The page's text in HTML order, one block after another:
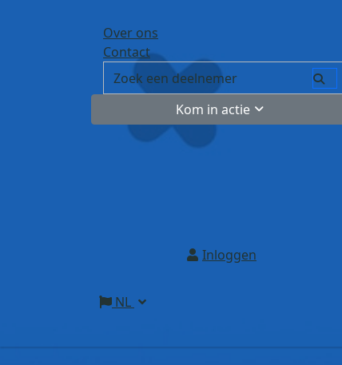
Over ons
Contact
Kom in actie
Inloggen
NL